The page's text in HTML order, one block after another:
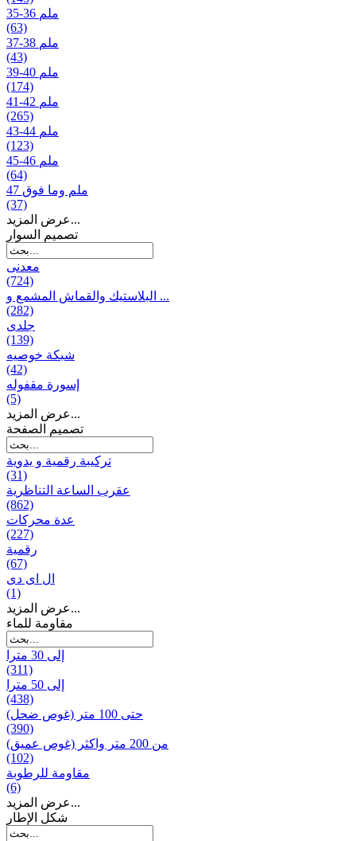
35-36 ملم
(63)
37-38 ملم
(43)
39-40 ملم
(174)
41-42 ملم
(265)
43-44 ملم
(123)
45-46 ملم
(64)
47 ملم وما فوق
(37)
عرض المزيد...
تصمیم السوار
معدنی
(724)
البلاستيك والقماش المشمع و ...
(282)
جلدی
(139)
شبكة خوصیه
(42)
إسورة مقفوله
(5)
عرض المزيد...
تصميم الصفحة
تركيبة رقمية و يدوية
(31)
عقرب الساعة التناظرية
(862)
عدة محركات
(227)
رقمية
(67)
ال ای دی
(1)
عرض المزيد...
مقاومة للماء
إلى 30 مترا
(311)
إلى 50 مترا
(438)
حتى 100 متر (غوص ضحل)
(390)
من 200 متر واکثر (غوص عميق)
(102)
مقاومة للرطوبة
(6)
عرض المزيد...
شكل الإطار